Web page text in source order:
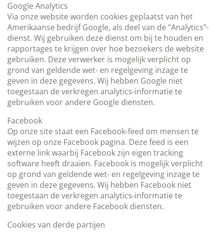
Google Analytics
Via onze website worden cookies geplaatst van het
Amerikaanse bedrijf Google, als deel van de “Analytics”-
dienst. Wij gebruiken deze dienst om bij te houden en
rapportages te krijgen over hoe bezoekers de website
gebruiken. Deze verwerker is mogelijk verplicht op
grond van geldende wet- en regelgeving inzage te
geven in deze gegevens. Wij hebben Google niet
toegestaan de verkregen analytics-informatie te
gebruiken voor andere Google diensten.
Facebook
Op onze site staat een Facebook-feed om mensen te
wijzen op onze Facebook pagina. Deze feed is een
externe link waarbij Facebook zijn eigen tracking
software heeft draaien. Facebook is mogelijk verplicht
op grond van geldende wet- en regelgeving inzage te
geven in deze gegevens. Wij hebben Facebook niet
toegestaan de verkregen analytics-informatie te
gebruiken voor andere Facebook diensten.
Cookies van derde partijen